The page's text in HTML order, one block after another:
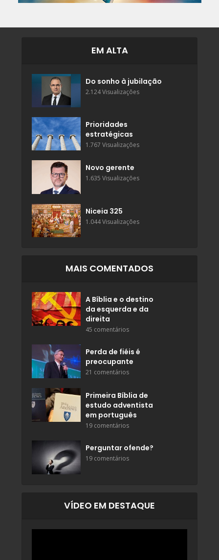
EM ALTA
Do sonho à jubilação
2.124 Visualizações
Prioridades
estratégicas
1.767 Visualizações
Novo gerente
1.635 Visualizações
Niceia 325
1.044 Visualizações
MAIS COMENTADOS
A Bíblia e o destino
da esquerda e da
direita
45 comentários
Perda de fiéis é
preocupante
21 comentários
Primeira Bíblia de
estudo adventista
em português
19 comentários
Perguntar ofende?
19 comentários
VÍDEO EM DESTAQUE